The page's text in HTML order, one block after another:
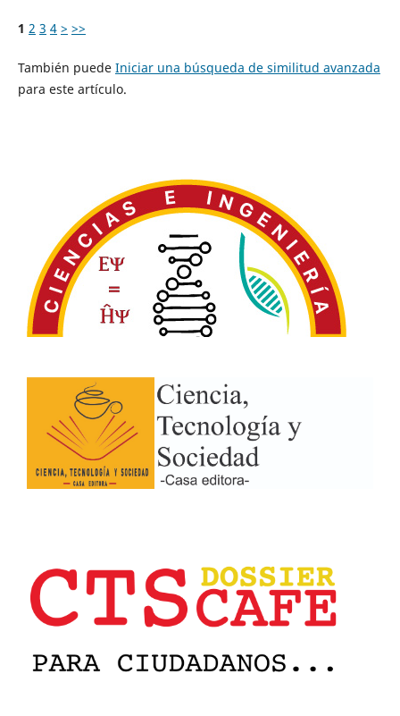
1 2 3 4 > >>
También puede Iniciar una búsqueda de similitud avanzada
para este artículo.